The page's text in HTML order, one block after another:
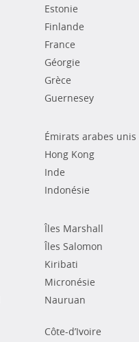
Estonie
Finlande
France
Géorgie
Grèce
Guernesey
Émirats arabes unis
Hong Kong
Inde
Indonésie
Îles Marshall
Îles Salomon
Kiribati
Micronésie
Nauruan
Côte-d’Ivoire